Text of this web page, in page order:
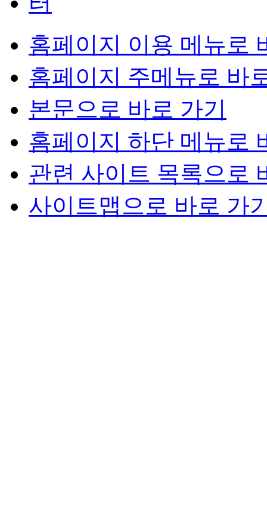
홈페이지 이용 메뉴로
홈페이지 주메뉴로 바
본문으로 바로 가기
홈페이지 하단 메뉴로
관련 사이트 목록으로
사이트맵으로 바로 가